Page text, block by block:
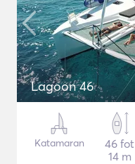
Lagoon 46
Katamaran
46 fot
14 m